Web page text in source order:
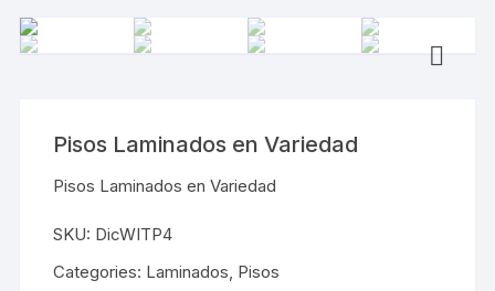
Pisos Laminados en Variedad
Pisos Laminados en Variedad
SKU: DicWITP4
Categories: Laminados, Pisos